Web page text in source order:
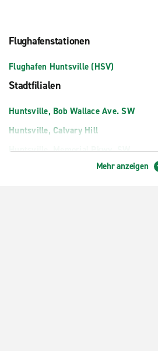
Flughafenstationen
Flughafen Huntsville (HSV)
Stadtfilialen
Huntsville, Bob Wallace Ave. SW
Huntsville, Calvary Hill
Huntsville, Memorial Pkwy. SW
Huntsville, University Dr.Mehr anzeigen